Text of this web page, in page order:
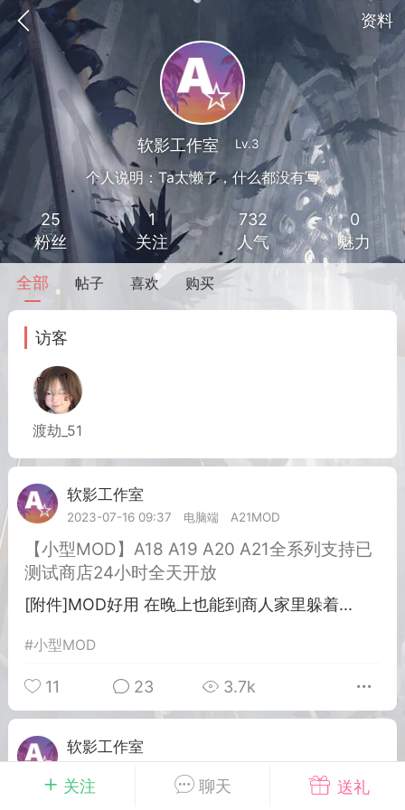
资料
我的钱包 道具 排行榜
MOD下载
大人
管理器
七日杀 模组安装/管理工具v1.1.0
布 支持WIN10-WIN11
管理器专为新手小白准备，让安装
应该放在哪里？担心安装错误影响游
关注 聊天 送礼
软影工作室 Lv.3
个人说明：Ta太懒了，什么都没有写
25
粉丝
1
关注
732
人气
0
魅力
全部 帖子 喜欢 购买
访客
渡劫_51
软影工作室
2023-07-16 09:37
电脑端 A21MOD
【小型MOD】A18 A19 A20 A21全系列支持已
测试商店24小时全天开放
[附件]MOD好用 在晚上也能到商人家里躲着...
#小型MOD
11 23 3.7k
软影工作室
【大型MOD】16.4版本游戏 浴火重生3.2MOD